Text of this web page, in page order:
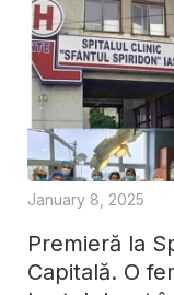
Premieră la
Capitală. O
January 8, 2025